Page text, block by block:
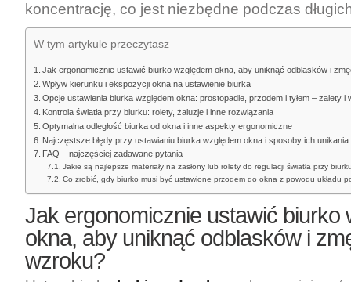
koncentrację, co jest niezbędne podczas
W tym artykule przeczytasz
Jak ergonomicznie ustawić biurko względem okna, aby uniknąć odblasków i
Wpływ kierunku i ekspozycji okna na ustawienie biurka
Opcje ustawienia biurka względem okna: prostopadle, przodem i tyłem – zalety i
Kontrola światła przy biurku: rolety, żaluzje i inne rozwiązania
Optymalna odległość biurka od okna i inne aspekty ergonomiczne
Najczęstsze błędy przy ustawianiu biurka względem okna i sposoby ich unikania
FAQ – najczęściej zadawane pytania
Jakie są najlepsze materiały na zasłony lub rolety do regulacji światła przy
Co zrobić, gdy biurko musi być ustawione przodem do okna z powodu układu
Jak ergonomicznie ustawić biurko
okna, aby uniknąć odblasków i
wzroku?